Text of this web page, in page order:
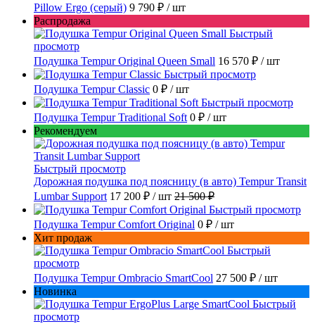
Pillow Ergo (серый) 9 790 ₽ / шт
Распродажа
Быстрый
просмотр
Подушка Tempur Original Queen Small 16 570 ₽ / шт
Быстрый просмотр
Подушка Tempur Classic 0 ₽ / шт
Быстрый просмотр
Подушка Tempur Traditional Soft 0 ₽ / шт
Рекомендуем
Быстрый просмотр
Дорожная подушка под поясницу (в авто) Tempur Transit
Lumbar Support 17 200 ₽ / шт 21 500 ₽
Быстрый просмотр
Подушка Tempur Comfort Original 0 ₽ / шт
Хит продаж
Быстрый
просмотр
Подушка Tempur Ombracio SmartCool 27 500 ₽ / шт
Новинка
Быстрый
просмотр